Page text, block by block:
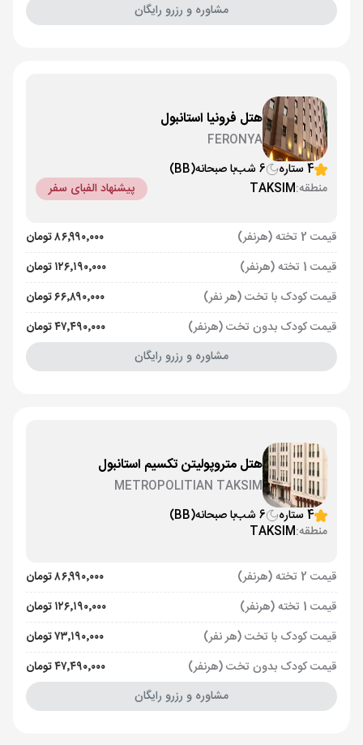
مشاوره و رزرو رایگان
هتل فرونیا استانبول
FERONYA
4 ستاره
6 شب با صبحانه(BB)
منطقه:TAKSIM پیشنهاد الفبای سفر
قیمت 2 تخته (هرنفر)
۸۶٬۹۹۰٬۰۰۰ تومان
قیمت 1 تخته (هرنفر)
۱۲۶٬۱۹۰٬۰۰۰ تومان
قیمت کودک با تخت (هر نفر)
۶۶٬۸۹۰٬۰۰۰ تومان
قیمت کودک بدون تخت (هرنفر)
۴۷٬۴۹۰٬۰۰۰ تومان
مشاوره و رزرو رایگان
هتل متروپولیتن تکسیم استانبول
METROPOLITIAN TAKSIM
4 ستاره
6 شب با صبحانه(BB)
منطقه:TAKSIM
قیمت 2 تخته (هرنفر)
۸۶٬۹۹۰٬۰۰۰ تومان
قیمت 1 تخته (هرنفر)
۱۲۶٬۱۹۰٬۰۰۰ تومان
قیمت کودک با تخت (هر نفر)
۷۳٬۱۹۰٬۰۰۰ تومان
قیمت کودک بدون تخت (هرنفر)
۴۷٬۴۹۰٬۰۰۰ تومان
مشاوره و رزرو رایگان